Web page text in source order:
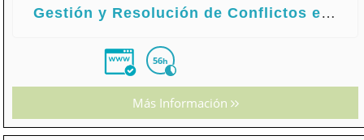
Gestión y Resolución de Conflictos en Recursos Humanos
56h
Más Información